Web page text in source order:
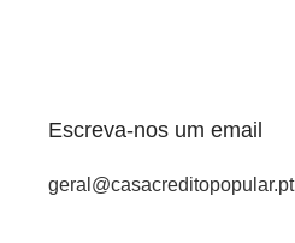
Escreva-nos um email
geral@casacreditopopular.pt